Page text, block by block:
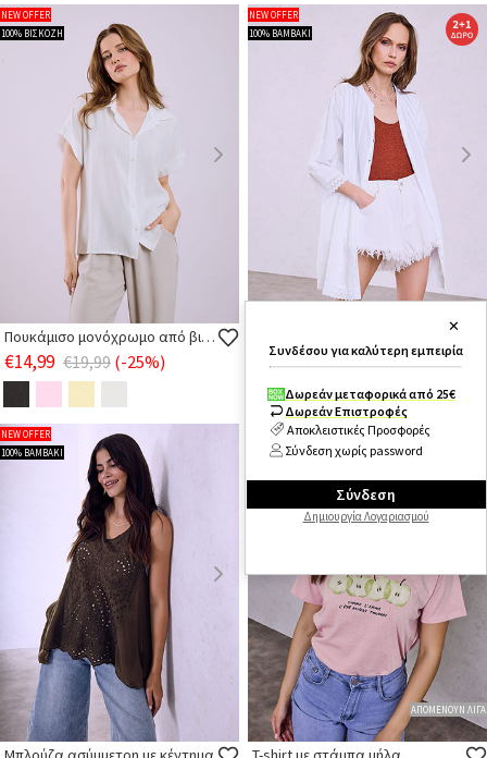
NEW OFFER
100% ΒΙΣΚΟΖΗ
Πουκάμισο μονόχρωμο από βισκόζη
€14,99 €19,99 (-25%)
NEW OFFER
100% ΒΑΜΒΑΚΙ
Καφτάνι πουκαμίσα με κεντητά λαχούρια
€14,99 €16,99(-12%)
NEW OFFER
100% ΒΑΜΒΑΚΙ
NEW OFFER
ΜΕ ΒΑΜΒΑΚΙ
ΑΠΟΜΕΝΟΥΝ ΛΙΓΑ
✕
Συνδέσου για καλύτερη εμπειρία
Δωρεάν μεταφορικά από 25€
Δωρεάν Επιστροφές
Αποκλειστικές Προσφορές
Σύνδεση χωρίς password
Σύνδεση
Δημιουργία Λογαριασμού